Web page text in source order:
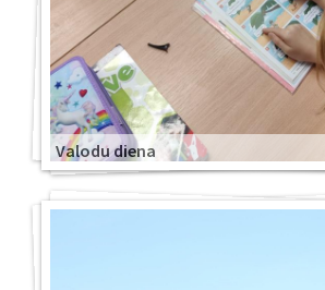
Valodu diena